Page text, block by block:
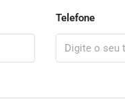
Telefone